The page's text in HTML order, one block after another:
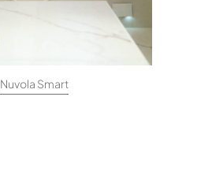
Nuvola Smart